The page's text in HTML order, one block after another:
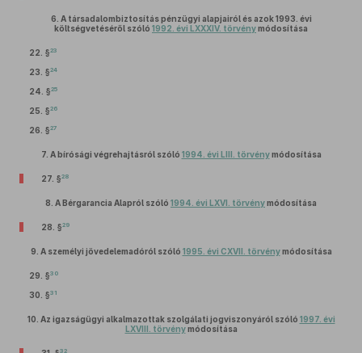
6. A társadalombiztosítás pénzügyi alapjairól és azok 1993. évi
költségvetéséről szóló 1992. évi LXXXIV. törvénymódosítása
22. §23
23. §24
24. §25
25. §26
26. §27
7. A bírósági végrehajtásról szóló 1994. évi LIII. törvénymódosítása
27. §28
8. A Bérgarancia Alapról szóló 1994. évi LXVI. törvénymódosítása
28. §29
9. A személyi jövedelemadóról szóló 1995. évi CXVII. törvénymódosítása
29. §30
30. §31
10. Az igazságügyi alkalmazottak szolgálati jogviszonyáról szóló 1997. évi
LXVIII. törvénymódosítása
32